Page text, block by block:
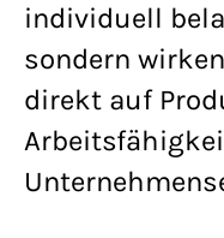
individuell
sondern
direkt auf